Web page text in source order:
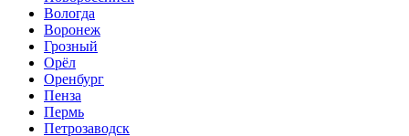
Вологда
Воронеж
Грозный
Орёл
Оренбург
Пенза
Пермь
Петрозаводск